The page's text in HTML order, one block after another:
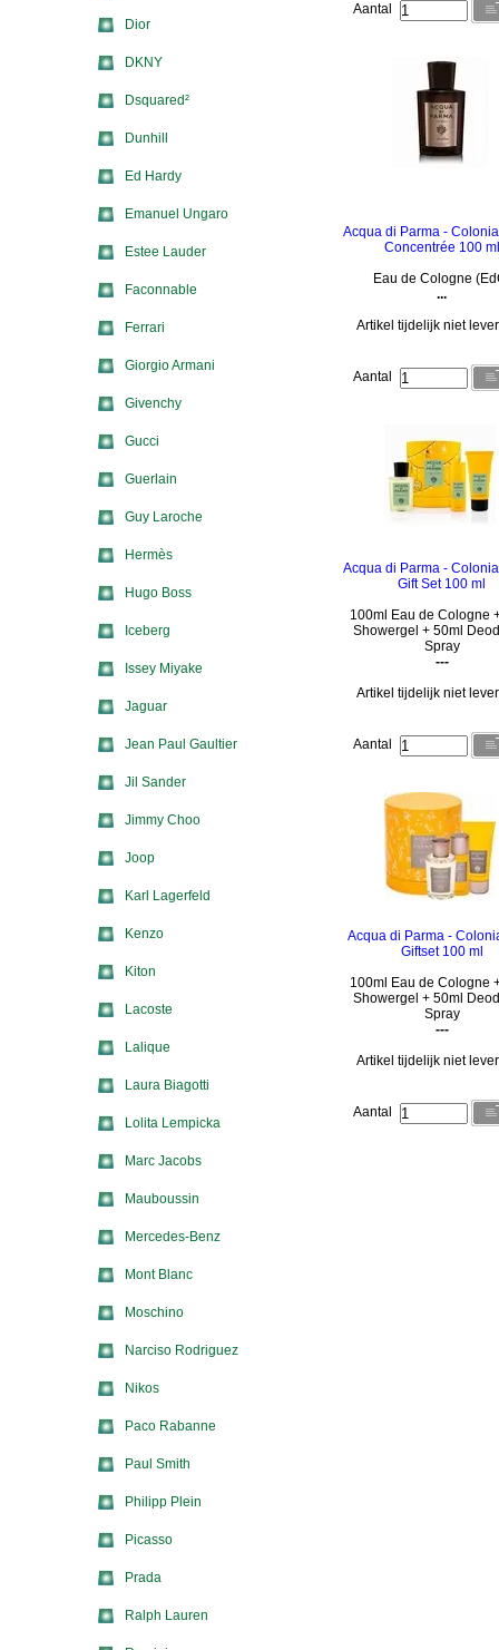
Dior
DKNY
Dsquared²
Dunhill
Ed Hardy
Emanuel Ungaro
Estee Lauder
Faconnable
Ferrari
Giorgio Armani
Givenchy
Gucci
Guerlain
Guy Laroche
Hermès
Hugo Boss
Iceberg
Issey Miyake
Jaguar
Jean Paul Gaultier
Jil Sander
Jimmy Choo
Joop
Karl Lagerfeld
Kenzo
Kiton
Lacoste
Lalique
Laura Biagotti
Lolita Lempicka
Marc Jacobs
Mauboussin
Mercedes-Benz
Mont Blanc
Moschino
Narciso Rodriguez
Nikos
Paco Rabanne
Paul Smith
Philipp Plein
Picasso
Prada
Ralph Lauren
Aantal
Acqua di Parma -
Concentrée 100 ml
Eau de Cologne
...
Artikel tijdelijk niet
Aantal
Acqua di Parma -
Gift Set 100 ml
100ml Eau de Cologne
Showergel + 50ml
Spray
---
Artikel tijdelijk niet
Aantal
Acqua di Parma -
Giftset 100 ml
100ml Eau de Cologne
Showergel + 50ml
Spray
---
Artikel tijdelijk niet
Aantal